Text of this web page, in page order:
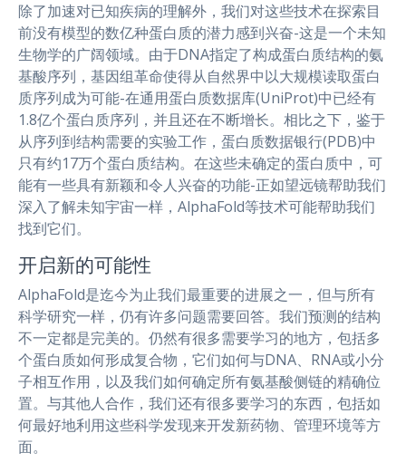
除了加速对已知疾病的理解外，我们对这些技术在探索目
前没有模型的数亿种蛋白质的潜力感到兴奋-这是一个未知
生物学的广阔领域。由于DNA指定了构成蛋白质结构的氨
基酸序列，基因组革命使得从自然界中以大规模读取蛋白
质序列成为可能-在通用蛋白质数据库(UniProt)中已经有
1.8亿个蛋白质序列，并且还在不断增长。相比之下，鉴于
从序列到结构需要的实验工作，蛋白质数据银行(PDB)中
只有约17万个蛋白质结构。在这些未确定的蛋白质中，可
能有一些具有新颖和令人兴奋的功能-正如望远镜帮助我们
深入了解未知宇宙一样，AlphaFold等技术可能帮助我们
找到它们。
开启新的可能性
AlphaFold是迄今为止我们最重要的进展之一，但与所有
科学研究一样，仍有许多问题需要回答。我们预测的结构
不一定都是完美的。仍然有很多需要学习的地方，包括多
个蛋白质如何形成复合物，它们如何与DNA、RNA或小分
子相互作用，以及我们如何确定所有氨基酸侧链的精确位
置。与其他人合作，我们还有很多要学习的东西，包括如
何最好地利用这些科学发现来开发新药物、管理环境等方
面。